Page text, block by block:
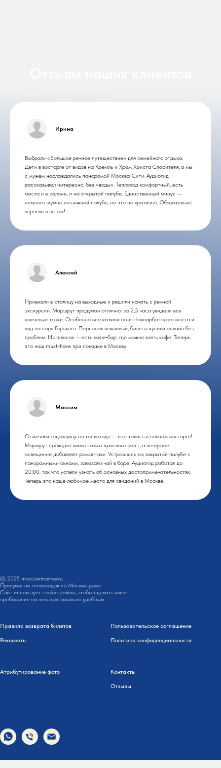
Ирина
Выбрали «Большое речное путешествие» для семейного отдыха.
Дети в восторге от видов на Кремль и Храм Христа Спасителя, а мы
с мужем наслаждались панорамой Москва‑Сити. Аудиогид
рассказывал интересно, без «воды». Теплоход комфортный, есть
места и в салоне, и на открытой палубе. Единственный минус —
немного шумно на нижней палубе, но это не критично. Обязательно
вернёмся летом!
Алексей
Приехали в столицу на выходные и решили начать с речной
экскурсии. Маршрут продуман отлично: за 2,5 часа увидели все
ключевые точки. Особенно впечатлили огни Новоарбатского моста и
вид на парк Горького. Персонал вежливый, билеты купили онлайн без
проблем. Из плюсов — есть кафе‑бар, где можно взять кофе. Теперь
это наш must‑have при поездке в Москву!
Максим
Отмечали годовщину на теплоходе — и остались в полном восторге!
Маршрут проходит мимо самых красивых мест, а вечернее
освещение добавляет романтики. Устроились на закрытой палубе с
панорамными окнами, заказали чай в баре. Аудиогид работал до
20:00, так что успели узнать об основных достопримечательностях.
Теперь это наше любимое место для свиданий в Москве.
© 2025 moscowmariner.ru.
Прогулки на теплоходах по Москве-реке
Сайт использует cookie-файлы, чтобы сделать ваше
пребывание на нем максимально удобным
Правила возврата билетов
Реквизиты
Пользовательское соглашение
Политика конфиденциальности
Атрибутирование фото Контакты
Отзывы